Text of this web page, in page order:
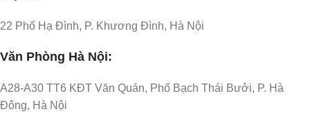
22 Phố Hạ Đình, P. Khương Đình, Hà Nội
Văn Phòng Hà Nội:
A28-A30 TT6 KĐT Văn Quán, Phố Bạch Thái Bưởi, P. Hà
Đông, Hà Nội